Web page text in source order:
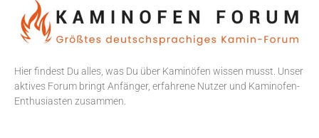
Hier findest Du alles, was Du über Kaminöfen wissen musst. Unser
aktives Forum bringt Anfänger, erfahrene Nutzer und Kaminofen-
Enthusiasten zusammen.